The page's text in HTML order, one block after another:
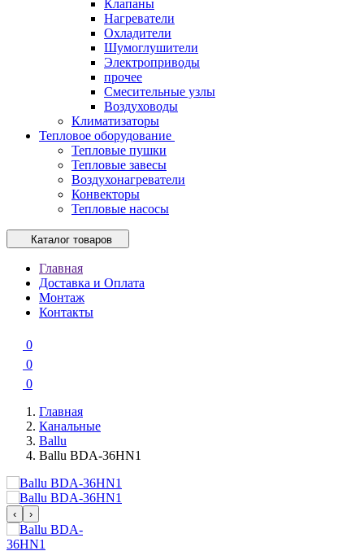
Клапаны
Нагреватели
Охладители
Шумоглушители
Электроприводы
прочее
Смесительные узлы
Воздуховоды
Климатизаторы
Тепловое оборудование
Тепловые пушки
Тепловые завесы
Воздухонагреватели
Конвекторы
Тепловые насосы
Каталог товаров
Главная
Доставка и Оплата
Монтаж
Контакты
0
0
0
Главная
Канальные
Ballu
Ballu BDA-36HN1
‹ ›